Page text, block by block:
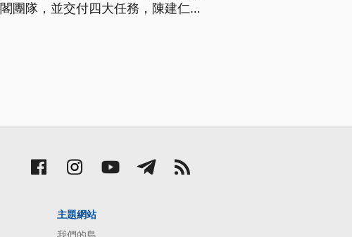
團隊，並交付四大任務，陳建仁強
主題網站
我們的島